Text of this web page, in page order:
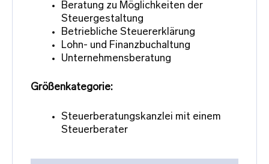
Beratung zu Möglichkeiten der
Steuergestaltung
Betriebliche Steuererklärung
Lohn- und Finanzbuchaltung
Unternehmensberatung
Größenkategorie:
Steuerberatungskanzlei mit einem
Steuerberater